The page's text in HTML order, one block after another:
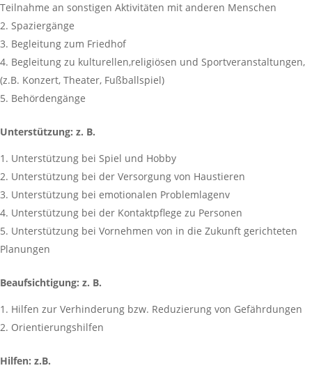
Teilnahme an sonstigen Aktivitäten mit anderen Menschen
Spaziergänge
Begleitung zum Friedhof
Begleitung zu kulturellen,religiösen und Sportveranstaltungen,
(z.B. Konzert, Theater, Fußballspiel)
Behördengänge
Unterstützung: z. B.
Unterstützung bei Spiel und Hobby
Unterstützung bei der Versorgung von Haustieren
Unterstützung bei emotionalen Problemlagenv
Unterstützung bei der Kontaktpflege zu Personen
Unterstützung bei Vornehmen von in die Zukunft gerichteten
Planungen
Beaufsichtigung: z. B.
Hilfen zur Verhinderung bzw. Reduzierung von Gefährdungen
Orientierungshilfen
Hilfen: z.B.